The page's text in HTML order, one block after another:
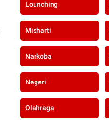
Lounching
Misharti
Narkoba
Negeri
Olahraga